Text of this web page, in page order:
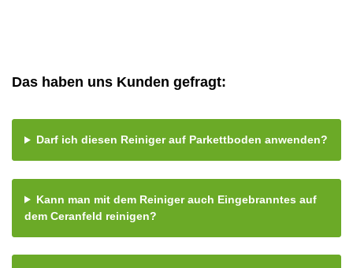
Das haben uns Kunden gefragt:
Darf ich diesen Reiniger auf Parkettboden anwenden?
Kann man mit dem Reiniger auch Eingebranntes auf
dem Ceranfeld reinigen?